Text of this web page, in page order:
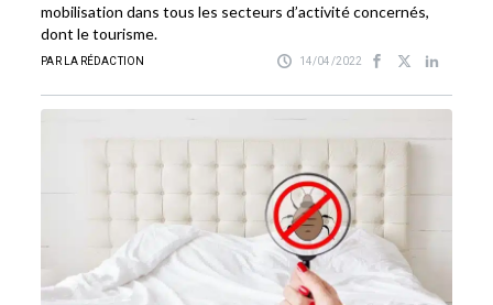
mobilisation dans tous les secteurs d’activité concernés,
dont le tourisme.
PAR LA RÉDACTION 14/04/2022